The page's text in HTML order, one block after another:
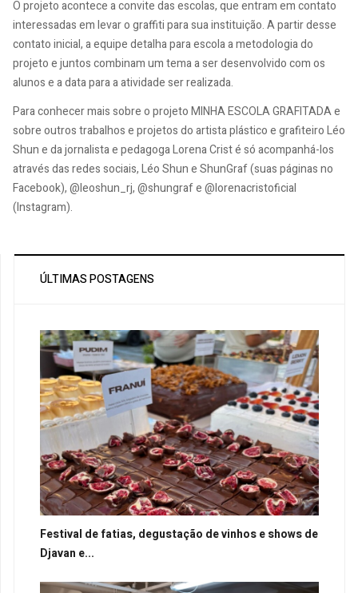
O projeto acontece a convite das escolas, que entram em contato
interessadas em levar o graffiti para sua instituição. A partir desse
contato inicial, a equipe detalha para escola a metodologia do
projeto e juntos combinam um tema a ser desenvolvido com os
alunos e a data para a atividade ser realizada.
Para conhecer mais sobre o projeto MINHA ESCOLA GRAFITADA e
sobre outros trabalhos e projetos do artista plástico e grafiteiro Léo
Shun e da jornalista e pedagoga Lorena Crist é só acompanhá-los
através das redes sociais, Léo Shun e ShunGraf (suas páginas no
Facebook), @leoshun_rj, @shungraf e @lorenacristoficial
(Instagram).
ÚLTIMAS POSTAGENS
Festival de fatias, degustação de vinhos e shows de
Djavan e...